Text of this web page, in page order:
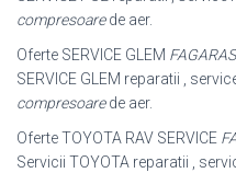
compresoarede aer.
Oferte SERVICE GLEM FAGARAS
SERVICE GLEM reparatii ,
compresoarede aer.
Oferte TOYOTA RAV SERVICE
Servicii TOYOTA reparatii ,